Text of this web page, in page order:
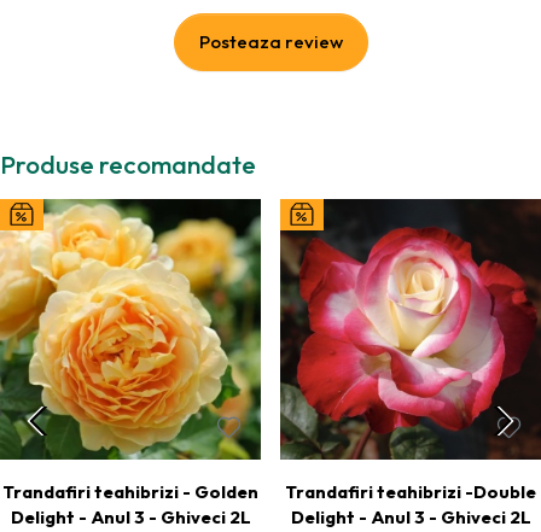
Posteaza review
Produse recomandate
Trandafiri teahibrizi - Golden
Delight - Anul 3 - Ghiveci 2L
Trandafiri teahibrizi -Double
Delight - Anul 3 - Ghiveci 2L